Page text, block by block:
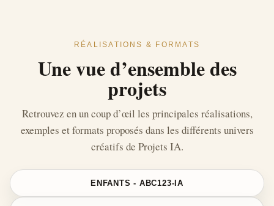
RÉALISATIONS & FORMATS
Une vue d’ensemble des
projets
Retrouvez en un coup d’œil les principales réalisations,
exemples et formats proposés dans les différents univers
créatifs de Projets IA.
ENFANTS - ABC123-IA